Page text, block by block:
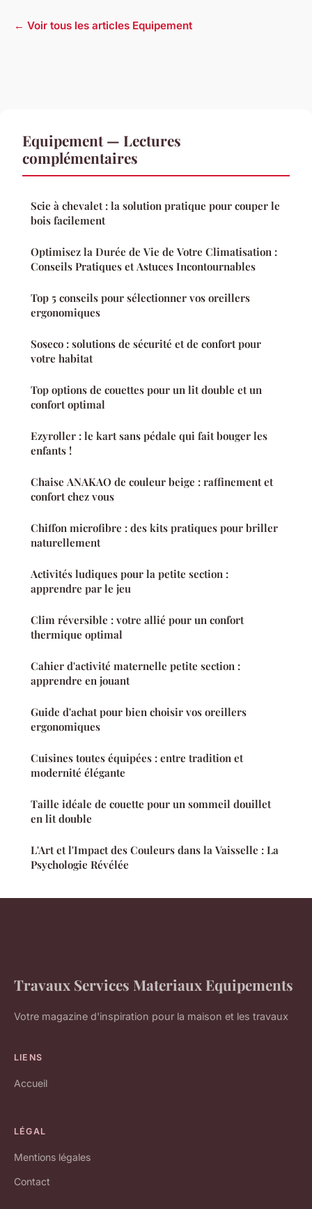
← Voir tous les articles Equipement
Equipement — Lectures
complémentaires
Scie à chevalet : la solution pratique pour couper le
bois facilement
Optimisez la Durée de Vie de Votre Climatisation :
Conseils Pratiques et Astuces Incontournables
Top 5 conseils pour sélectionner vos oreillers
ergonomiques
Soseco : solutions de sécurité et de confort pour
votre habitat
Top options de couettes pour un lit double et un
confort optimal
Ezyroller : le kart sans pédale qui fait bouger les
enfants !
Chaise ANAKAO de couleur beige : raffinement et
confort chez vous
Chiffon microfibre : des kits pratiques pour briller
naturellement
Activités ludiques pour la petite section :
apprendre par le jeu
Clim réversible : votre allié pour un confort
thermique optimal
Cahier d'activité maternelle petite section :
apprendre en jouant
Guide d'achat pour bien choisir vos oreillers
ergonomiques
Cuisines toutes équipées : entre tradition et
modernité élégante
Taille idéale de couette pour un sommeil douillet
en lit double
L'Art et l'Impact des Couleurs dans la Vaisselle : La
Psychologie Révélée
Travaux Services Materiaux Equipements
Votre magazine d'inspiration pour la maison et les travaux
LIENS
Accueil
LÉGAL
Mentions légales
Contact